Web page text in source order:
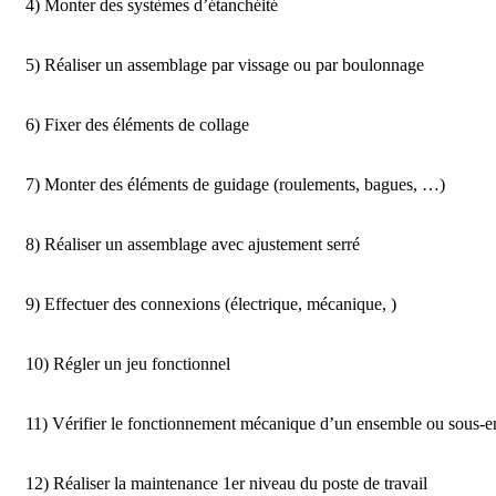
4) Monter des systèmes d’étanchéité
5) Réaliser un assemblage par vissage ou par boulonnage
6) Fixer des éléments de collage
7) Monter des éléments de guidage (roulements, bagues, …)
8) Réaliser un assemblage avec ajustement serré
9) Effectuer des connexions (électrique, mécanique, )
10) Régler un jeu fonctionnel
11) Vérifier le fonctionnement mécanique d’un ensemble ou sous-
12) Réaliser la maintenance 1er niveau du poste de travail